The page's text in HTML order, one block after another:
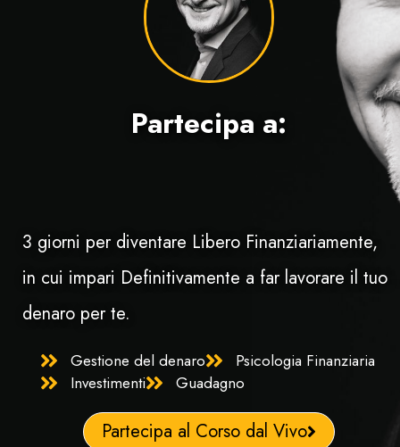
Partecipa a:
3 giorni per diventare Libero Finanziariamente,
in cui impari Definitivamente a far lavorare il tuo
denaro per te.
Gestione del denaro
Psicologia Finanziaria
Investimenti
Guadagno
Partecipa al Corso dal Vivo